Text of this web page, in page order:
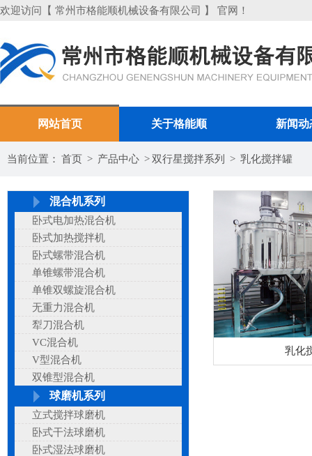
欢迎访问【 常州市格能顺机械设备有限公司 】 官网！
网站首页 关于格能顺 新闻动
当前位置： 首页 > 产品中心 > 双行星搅拌系列 > 乳化搅拌罐
混合机系列
卧式电加热混合机
卧式加热搅拌机
卧式螺带混合机
单锥螺带混合机
单锥双螺旋混合机
无重力混合机
犁刀混合机
VC混合机
V型混合机
双锥型混合机
球磨机系列
立式搅拌球磨机
卧式干法球磨机
卧式湿法球磨机
乳化